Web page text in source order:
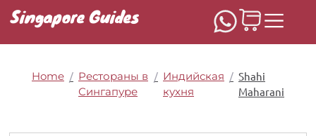
Singapore Guides
Home / Рестораны в
Сингапуре
/ Индийская
кухня
/ Shahi
Maharani